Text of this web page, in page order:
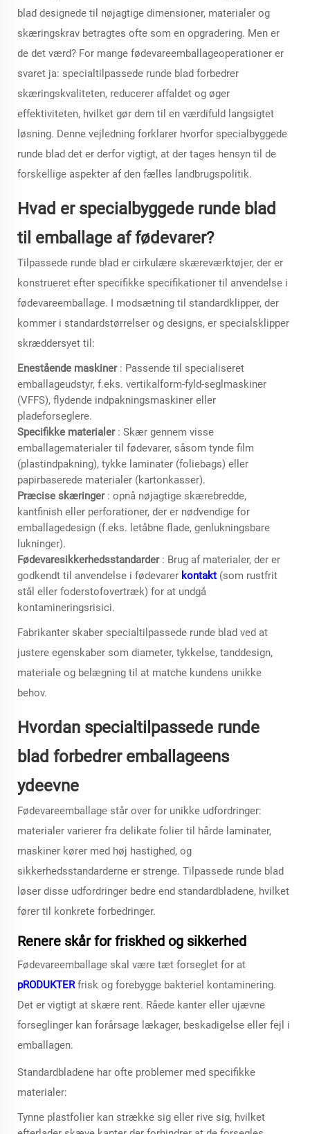
blad designede til nøjagtige dimensioner, materialer og
skæringskrav betragtes ofte som en opgradering. Men er
de det værd? For mange fødevareemballageoperationer er
svaret ja: specialtilpassede runde blad forbedrer
skæringskvaliteten, reducerer affaldet og øger
effektiviteten, hvilket gør dem til en værdifuld langsigtet
løsning. Denne vejledning forklarer hvorfor specialbyggede
runde blad det er derfor vigtigt, at der tages hensyn til de
forskellige aspekter af den fælles landbrugspolitik.
Hvad er specialbyggede runde blad
til emballage af fødevarer?
Tilpassede runde blad er cirkulære skæreværktøjer, der er
konstrueret efter specifikke specifikationer til anvendelse i
fødevareemballage. I modsætning til standardklipper, der
kommer i standardstørrelser og designs, er specialsklipper
skræddersyet til:
Enestående maskiner : Passende til specialiseret
emballageudstyr, f.eks. vertikalform-fyld-seglmaskiner
(VFFS), flydende indpakningsmaskiner eller
pladeforseglere.
Specifikke materialer : Skær gennem visse
emballagematerialer til fødevarer, såsom tynde film
(plastindpakning), tykke laminater (foliebags) eller
papirbaserede materialer (kartonkasser).
Præcise skæringer : opnå nøjagtige skærebredde,
kantfinish eller perforationer, der er nødvendige for
emballagedesign (f.eks. letåbne flade, genlukningsbare
lukninger).
Fødevaresikkerhedsstandarder : Brug af materialer, der er
godkendt til anvendelse i fødevarer kontakt (som rustfrit
stål eller foderstofovertræk) for at undgå
kontamineringsrisici.
Fabrikanter skaber specialtilpassede runde blad ved at
justere egenskaber som diameter, tykkelse, tanddesign,
materiale og belægning til at matche kundens unikke
behov.
Hvordan specialtilpassede runde
blad forbedrer emballageens
ydeevne
Fødevareemballage står over for unikke udfordringer:
materialer varierer fra delikate folier til hårde laminater,
maskiner kører med høj hastighed, og
sikkerhedsstandarderne er strenge. Tilpassede runde blad
løser disse udfordringer bedre end standardbladene, hvilket
fører til konkrete forbedringer.
Renere skår for friskhed og sikkerhed
Fødevareemballage skal være tæt forseglet for at
pRODUKTERfrisk og forebygge bakteriel kontaminering.
Det er vigtigt at skære rent. Råede kanter eller ujævne
forseglinger kan forårsage lækager, beskadigelse eller fejl i
emballagen.
Standardbladene har ofte problemer med specifikke
materialer:
Tynne plastfolier kan strække sig eller rive sig, hvilket